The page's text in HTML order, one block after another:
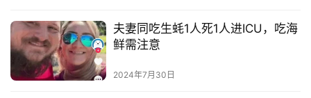
夫妻同吃生蚝1人死1人进ICU，吃海
鲜需注意
2024年7月30日